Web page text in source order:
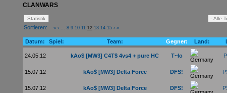
CLANWARS
Sortieren: « ‹ 8 9 10 11 12 13 14 15 › »
Datum: Spiel: Team: Gegner: Land:
24.05.12 kAo$ [MW3] C4T$ 4vs4 + pure HC T~Io
15.07.12 kAo$ [MW3] Delta Force DFS!
15.07.12 kAo$ [MW3] Delta Force DFS!